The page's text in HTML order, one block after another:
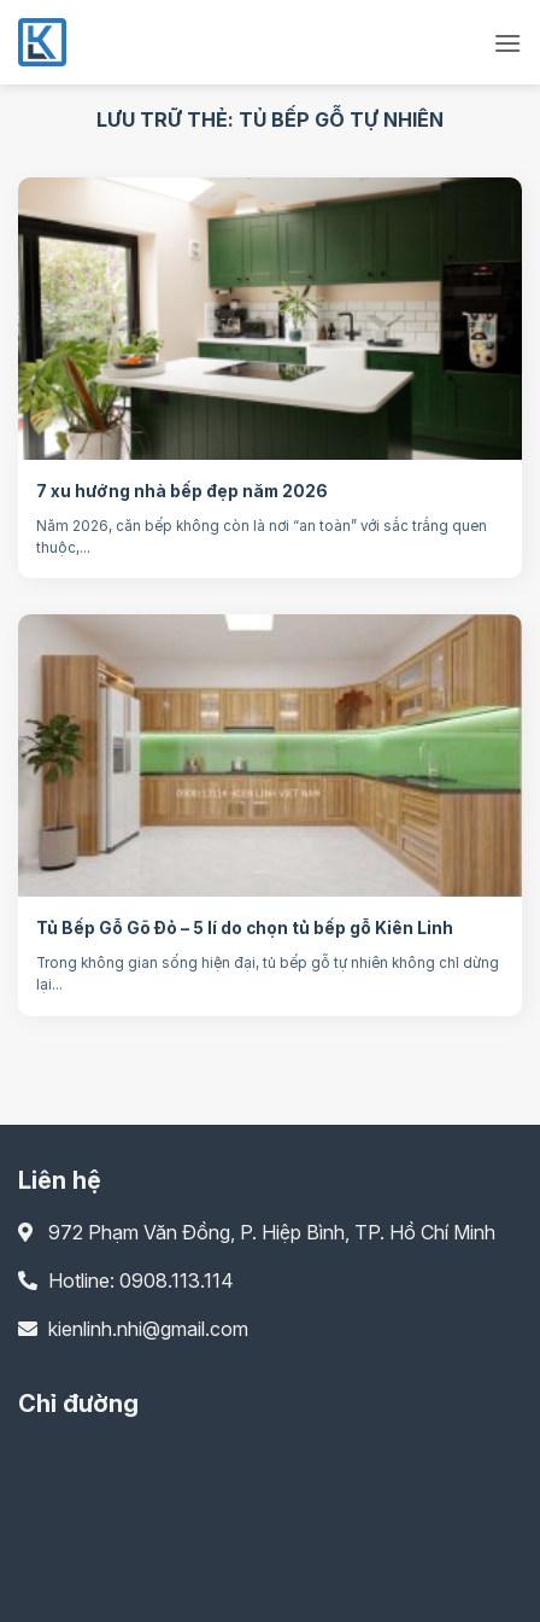
Bỏ
qua
nội
LƯU TRỮ THẺ: TỦ BẾP GỖ TỰ NHIÊN
7 xu hướng nhà bếp đẹp năm 2026
Năm 2026, căn bếp không còn là nơi “an toàn” với sắc trắng quen
thuộc,...
Tủ Bếp Gỗ Gõ Đỏ – 5 lí do chọn tủ bếp gỗ Kiên Linh
Trong không gian sống hiện đại, tủ bếp gỗ tự nhiên không chỉ dừng
lại...
Liên hệ
972 Phạm Văn Đồng, P. Hiệp Bình, TP. Hồ Chí Minh
Hotline: 0908.113.114
kienlinh.nhi@gmail.com
Chỉ đường